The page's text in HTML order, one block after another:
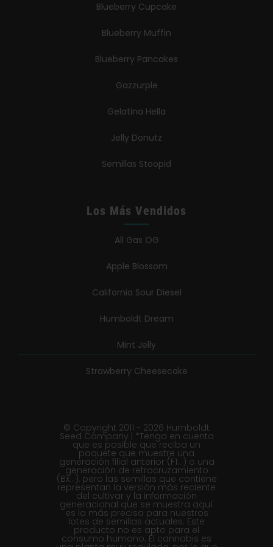
Blueberry Cupcake
Blueberry Muffin
Blueberry Pancakes
Gazzurple
Gelatina Hella
Jelly Donutz
Semillas Stoopid
Los Más Vendidos
All Gas OG
Apple Blossom
California Sour Diesel
Humboldt Dream
Mint Jelly
Strawberry Cheesecake
© Copyright 2011 - 2026 Humboldt
Seed Company | *Tenga en cuenta
que es posible que reciba un
paquete que muestre una
generación filial anterior (F1...) o una
generación de retrocruzamiento
(Bx...), pero las semillas que contiene
representan la versión más reciente
del cultivar y la información
generacional que se muestra aquí
es la más precisa para nuestros
lotes de semillas actuales. Este
producto no es apto para el
consumo humano. El cannabis es